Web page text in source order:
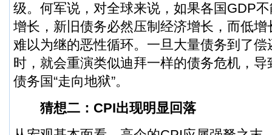
级。何军说，对全球来说，如果各国GDP
增长，新旧债务必然压制经济增长，而低
难以为继的恶性循环。一旦大量债务到了
时，就会重演类似迪拜一样的债务危机，
债务国“走向地狱”。
猜想二：CPI出现明显回落